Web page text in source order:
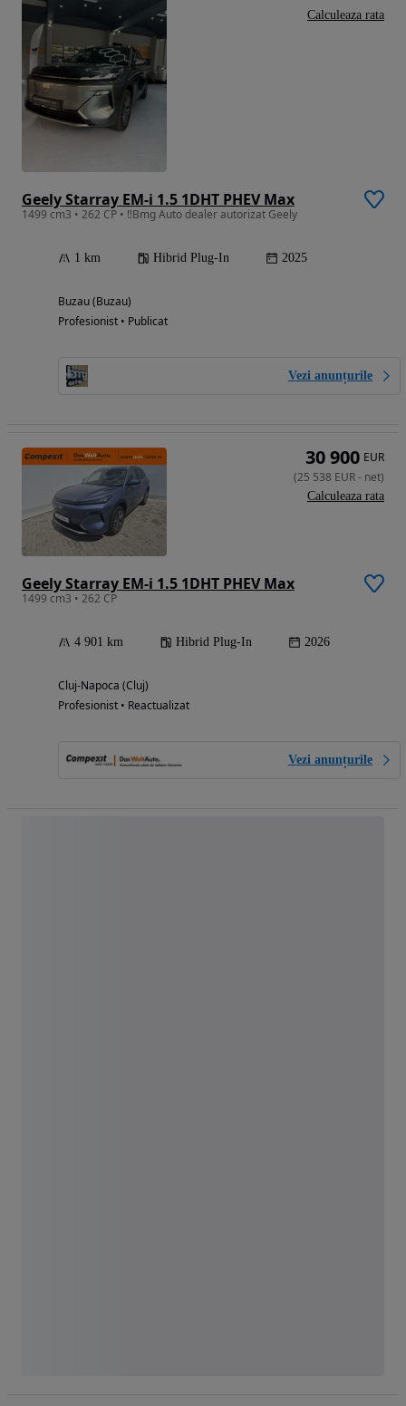
Geely Starray EM-i 1.5 1DHT PHEV Max
1499 cm3 • 262 CP • ‼️Bmg Auto dealer autorizat Geely
1 km Hibrid Plug-In 2025
Buzau (Buzau)
Profesionist • Publicat
Vezi anunțurile
Calculeaza rata
Geely Starray EM-i 1.5 1DHT PHEV Max
1499 cm3 • 262 CP
4 901 km Hibrid Plug-In 2026
Cluj-Napoca (Cluj)
Profesionist • Reactualizat
Vezi anunțurile
30 900 EUR
(25 538 EUR- net)
Calculeaza rata